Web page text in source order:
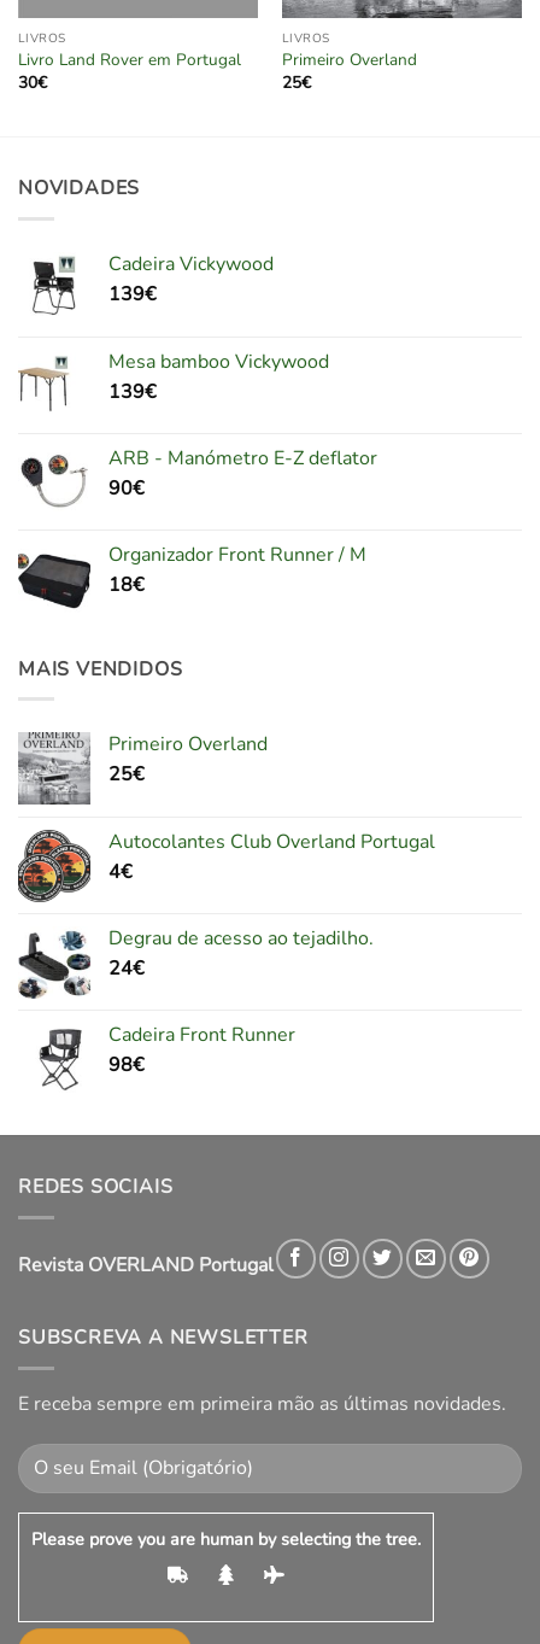
LIVROS
Livro Land Rover em Portugal
30€
LIVROS
Primeiro Overland
25€
NOVIDADES
Cadeira Vickywood
139€
Mesa bamboo Vickywood
139€
ARB - Manómetro E-Z deflator
90€
Organizador Front Runner / M
18€
MAIS VENDIDOS
Primeiro Overland
25€
Autocolantes Club Overland Portugal
4€
Degrau de acesso ao tejadilho.
24€
Cadeira Front Runner
98€
REDES SOCIAIS
Revista OVERLAND Portugal
SUBSCREVA A NEWSLETTER
E receba sempre em primeira mão as últimas novidades.
Please prove you are human by selecting the tree.